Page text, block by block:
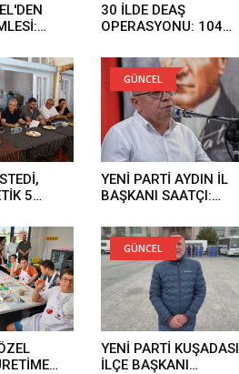
HUKUK
30 İLDE DEAŞ
OPERASYONU: 104
5
GÜNCEL
YENİ PARTİ AYDIN İL
BAŞKANI SAATÇI:
EĞMEYECEĞİZ'..
GÜNCEL
YENİ PARTİ KUŞADASI
İLÇE BAŞKANI